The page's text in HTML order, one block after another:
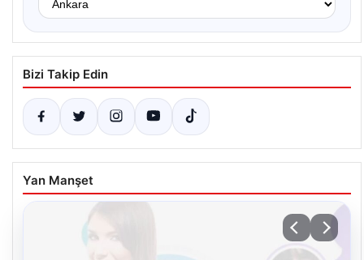
Bizi Takip Edin
Yan Manşet